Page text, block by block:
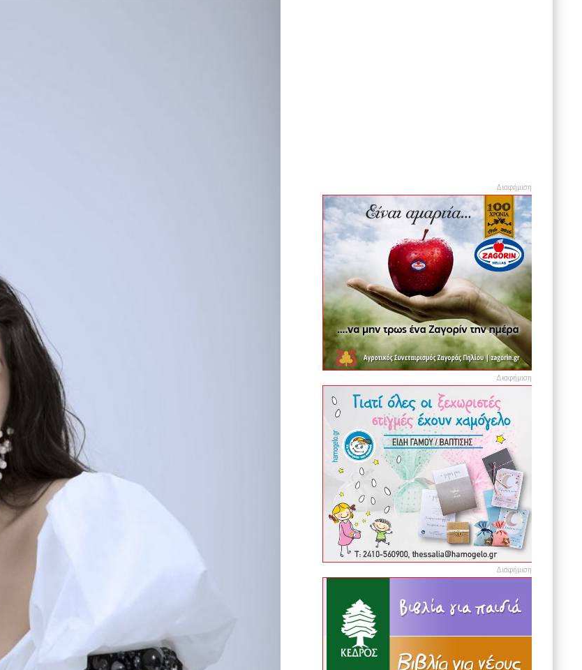
Διαφήμιση
Διαφήμιση
Διαφήμιση